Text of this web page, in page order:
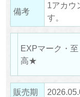
備考
1アカウ
す。
EXPマーク・至
高★
販売期